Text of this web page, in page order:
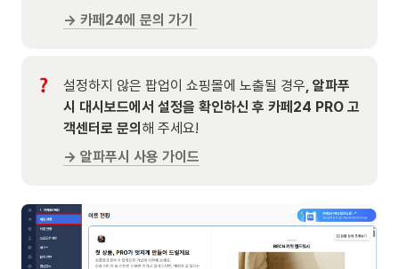
→ 카페24에 문의 가기
설정하지 않은 팝업이 쇼핑몰에 노출될 경우, 알파푸
시 대시보드에서 설정을 확인하신 후 카페24 PRO 고
객센터로 문의 해 주세요!
→ 알파푸시 사용 가이드